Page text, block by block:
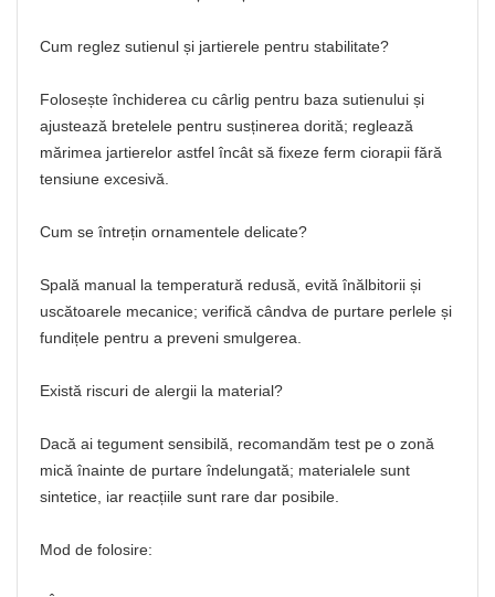
Cum reglez sutienul și jartierele pentru stabilitate?
Folosește închiderea cu cârlig pentru baza sutienului și
ajustează bretelele pentru susținerea dorită; reglează
mărimea jartierelor astfel încât să fixeze ferm ciorapii fără
tensiune excesivă.
Cum se întrețin ornamentele delicate?
Spală manual la temperatură redusă, evită înălbitorii și
uscătoarele mecanice; verifică cândva de purtare perlele și
fundițele pentru a preveni smulgerea.
Există riscuri de alergii la material?
Dacă ai tegument sensibilă, recomandăm test pe o zonă
mică înainte de purtare îndelungată; materialele sunt
sintetice, iar reacțiile sunt rare dar posibile.
Mod de folosire: